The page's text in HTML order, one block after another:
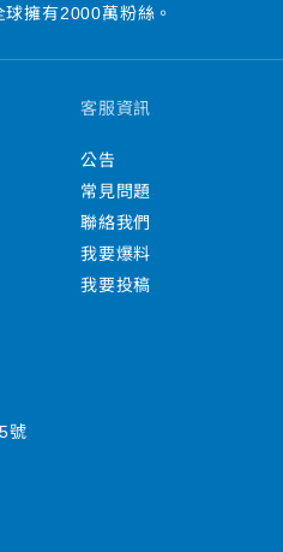
擁有2000萬粉絲。
客服資訊
公告
常見問題
聯絡我們
我要爆料
我要投稿
號